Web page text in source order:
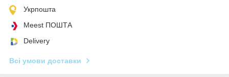
Укрпошта
Meest ПОШТА
Delivery
Всі умови доставки